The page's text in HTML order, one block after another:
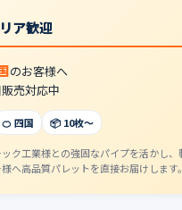
ア歓迎
のお客様へ
売対応中
🍊 四国 📦 10枚〜
ク工業様との強固なパイプを活かし、
へ高品質パレットを直接お届けします。